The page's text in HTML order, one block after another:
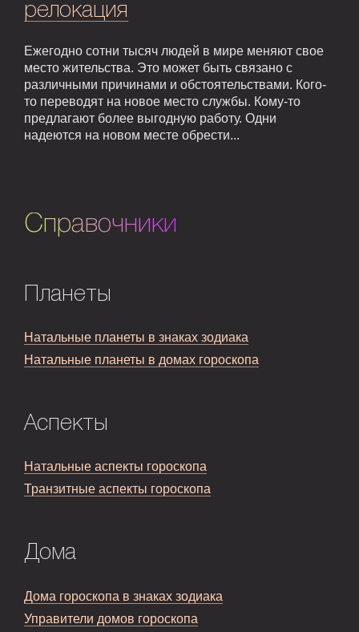
релокация
Ежегодно сотни тысяч людей в мире меняют свое
место жительства. Это может быть связано с
различными причинами и обстоятельствами. Кого-
то переводят на новое место службы. Кому-то
предлагают более выгодную работу. Одни
надеются на новом месте обрести...
Справочники
Планеты
Натальные планеты в знаках зодиака
Натальные планеты в домах гороскопа
Аспекты
Натальные аспекты гороскопа
Транзитные аспекты гороскопа
Дома
Дома гороскопа в знаках зодиака
Управители домов гороскопа